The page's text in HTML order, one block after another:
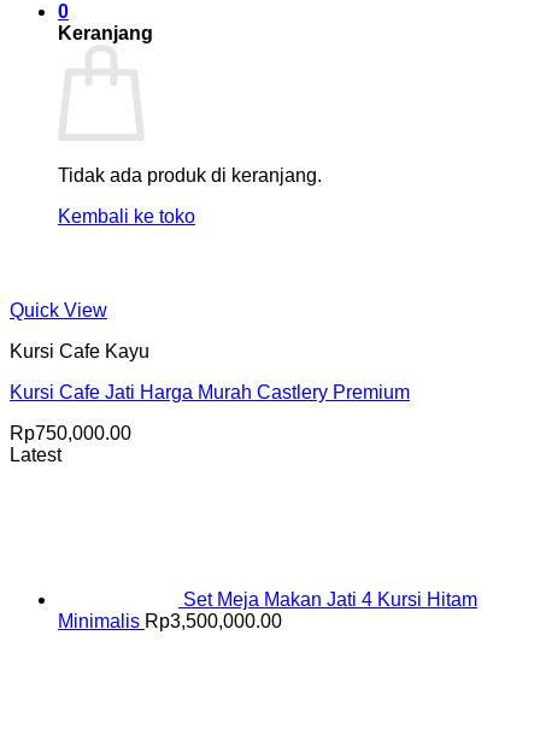
0
Keranjang
Tidak ada produk di keranjang.
Kembali ke toko
Quick View
Kursi Cafe Kayu
Kursi Cafe Jati Harga Murah Castlery Premium
Rp750,000.00
Latest
Set Meja Makan Jati 4 Kursi Hitam
Minimalis Rp3,500,000.00